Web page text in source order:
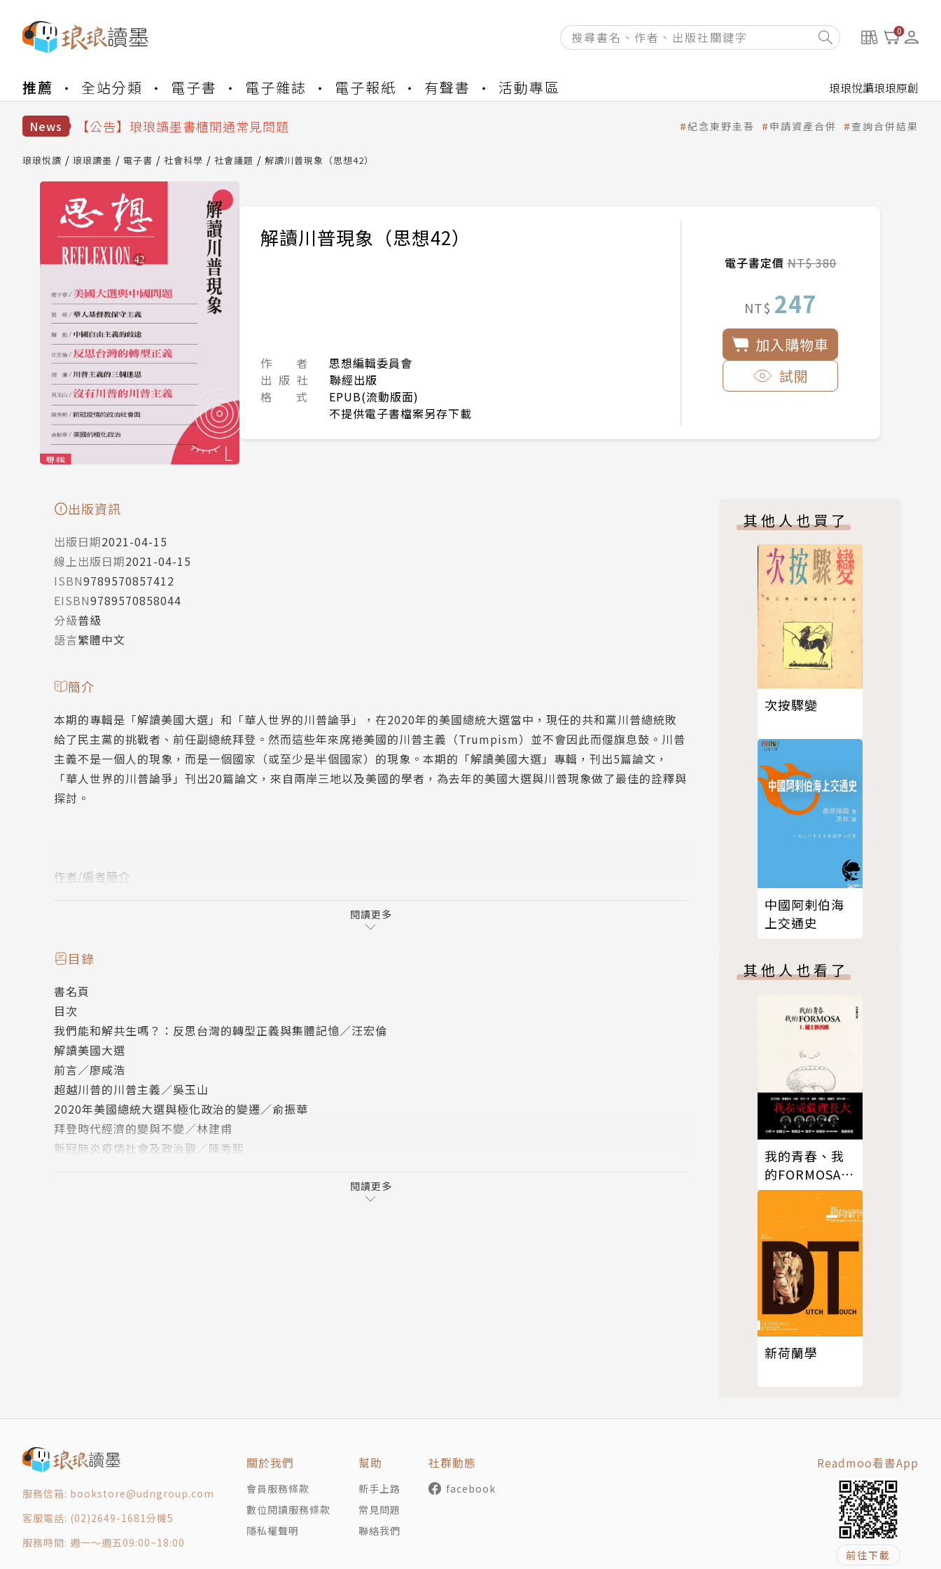
0
推薦 全站分類 電子書 電子雜誌 電子報紙 有聲書 活動專區 琅琅悅讀琅琅原創
News
【公告】琅琅讀墨數位閱讀資產合併與書櫃開通申請
【公告】琅琅讀墨 3 分鐘完成書櫃開通與資產合併申請圖文教學
【公告】琅琅讀墨數位閱讀資產合併與書櫃開通申請
紀念東野圭吾 申請資產合併 查詢合併結果
琅琅悅讀 琅琅讀墨 電子書 社會科學 社會議題 解讀川普現象（思想42）
解讀川普現象（思想42）
作 者
思想編輯委員會
出 版 社
聯經出版
格 式
EPUB(流動版面)
不提供電子書檔案另存下載
電子書定價NT$ 380
NT$ 247
加入購物車
試閱
出版資訊
出版日期2021-04-15
線上出版日期2021-04-15
ISBN9789570857412
EISBN9789570858044
分級普級
語言繁體中文
簡介
本期的專輯是「解讀美國大選」和「華人世界的川普論爭」，在2020年的美國總統大選當中，現任的共和黨川普總統敗
給了民主黨的挑戰者、前任副總統拜登。然而這些年來席捲美國的川普主義（Trumpism）並不會因此而偃旗息鼓。川普
主義不是一個人的現象，而是一個國家（或至少是半個國家）的現象。本期的「解讀美國大選」專輯，刊出5篇論文，
「華人世界的川普論爭」刊出20篇論文，來自兩岸三地以及美國的學者，為去年的美國大選與川普現象做了最佳的詮釋與
探討。
作者/編者簡介
汪宏倫（中央研究院社會學研究所研究員、《思想》期刊編委）
俞振華（政治大學選舉研究中心副研究員暨政治學系合聘副教授）
陳秀熙（台灣大學流行病學與預防醫學研究所特聘教授）
王智明（中央研究院歐美研究所副研究員、《文化研究》學刊主編）
郭于華（北京清華大學社會學系教授）
包剛升（復旦大學國際關係與公共事務學院教授）
賀衛方（北京大學法學教授）
滕 彪（紐約城市大學亨特學院兼任教授、中國民主轉型研究所研究員）
周 濂（中國人民大學哲學院教授）
肖雪慧（大陸學者，現居四川）
吳 強（德國杜伊斯堡政治學博士，前清華大學講師，從事獨立政治評論和諮詢）
編輯委員名單
編輯委員：王超華、王智明、沈松僑、汪宏倫、林載爵、周保松、陳宜中、陳冠中
閱讀更多
目錄
書名頁
目次
我們能和解共生嗎？：反思台灣的轉型正義與集體記憶／汪宏倫
解讀美國大選
前言／廖咸浩
超越川普的川普主義／吳玉山
2020年美國總統大選與極化政治的變遷／俞振華
拜登時代經濟的變與不變／林建甫
新冠肺炎疫情社會及政治觀／陳秀熙
美國的宗教與政治與華人基督教保守主義／郭婷
華川現象和種族主義問題／程映虹
川普對美國社會認知體制的顛覆：兼評華人挺川派的文革思維與民粹主義／任賾
「完美風暴」與港式挺川：以袁弓夷為案例／葉蔭聰
川普作為反對運動意志的試煉／李敏剛
全盤保守主義與僭主政治：美國大選的思想觀察／趙尋
閱讀更多
其他人也買了
次按驟變
中國阿剌伯海
上交通史
其他人也看了
我的青春、我
的FORMOSA.
I，縫上新舌頭
新荷蘭學
服務信箱: bookstore@udngroup.com
客服電話: (02)2649-1681分機5
服務時間: 週一～週五09:00~18:00
關於我們
會員服務條款
數位閱讀服務條款
隱私權聲明
幫助
新手上路
常見問題
聯絡我們
社群動態
facebook
Readmoo看書App
前往下載